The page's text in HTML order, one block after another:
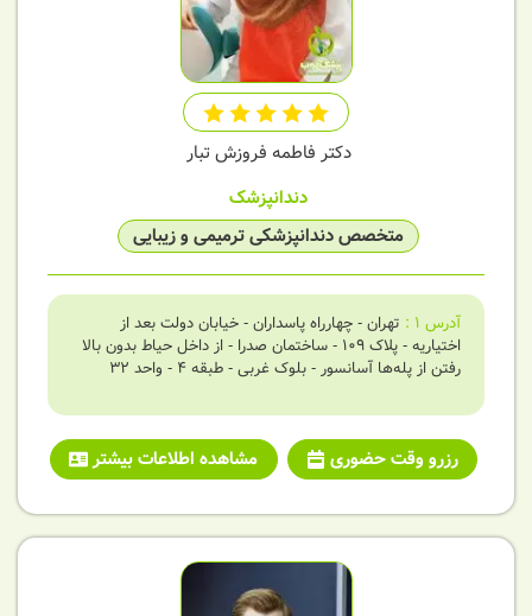
دکتر فاطمه فروزش تبار
دندانپزشک
متخصص دندانپزشکی ترمیمی و زیبایی
آدرس 1
: تهران - چهارراه پاسداران - خیابان دولت بعد از
اختیاریه - پلاک 109 - ساختمان صدرا - از داخل حیاط بدون بالا
رفتن از پله‌ها آسانسور - بلوک غربی - طبقه 4 - واحد 32
رزرو وقت حضوری مشاهده اطلاعات بیشتر